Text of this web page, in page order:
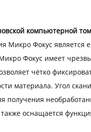
компьютерной
Фокус является
Фокус имеет
чётко
материала. Угол
получения
оснащается